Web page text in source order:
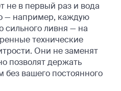
не в первый раз и вода
— например, каждую
сильного ливня — на
технические
Они не заменят
позволят держать
вашего постоянного